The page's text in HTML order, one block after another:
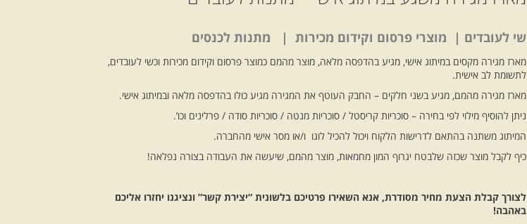
שי לעובדים | מוצרי פרסום וקידום מכירות | מתנות לכנסים
מארז מגירה מקסים במיתוג אישי, מגיע בהדפסה מלאה, מוצר מהמם כמוצר פרסום וקידום מכירות וכשי לעובדים,
לתשומת לב אישית.
מארז מגירה מהמם, מגיע בשני חלקים – החבק העוטף את המגירה מגיע כולו בהדפסה מלאה ובמיתוג אישי.
ניתן להוסיף מילוי לפי בחירה – סוכריות קריסטל / סוכריות מנטה / סוכריות סודה / פרלינים וכו’.
המיתוג משתנה בהתאם לדרישות הלקוח ויכול להכיל לוגו ו/או מסר אישי מהחברה.
כיף לקבל מוצר שכזה שלבטח יגרוף המון מחמאות, מוצר מהמם, שיעשה את העבודה בצורה נפלאה!
לצורך קבלת הצעת מחיר מסודרת, אנא השאירו פרטיכם בלשונית “יצירת קשר” ונציגנו יחזרו אליכם
באהבה!